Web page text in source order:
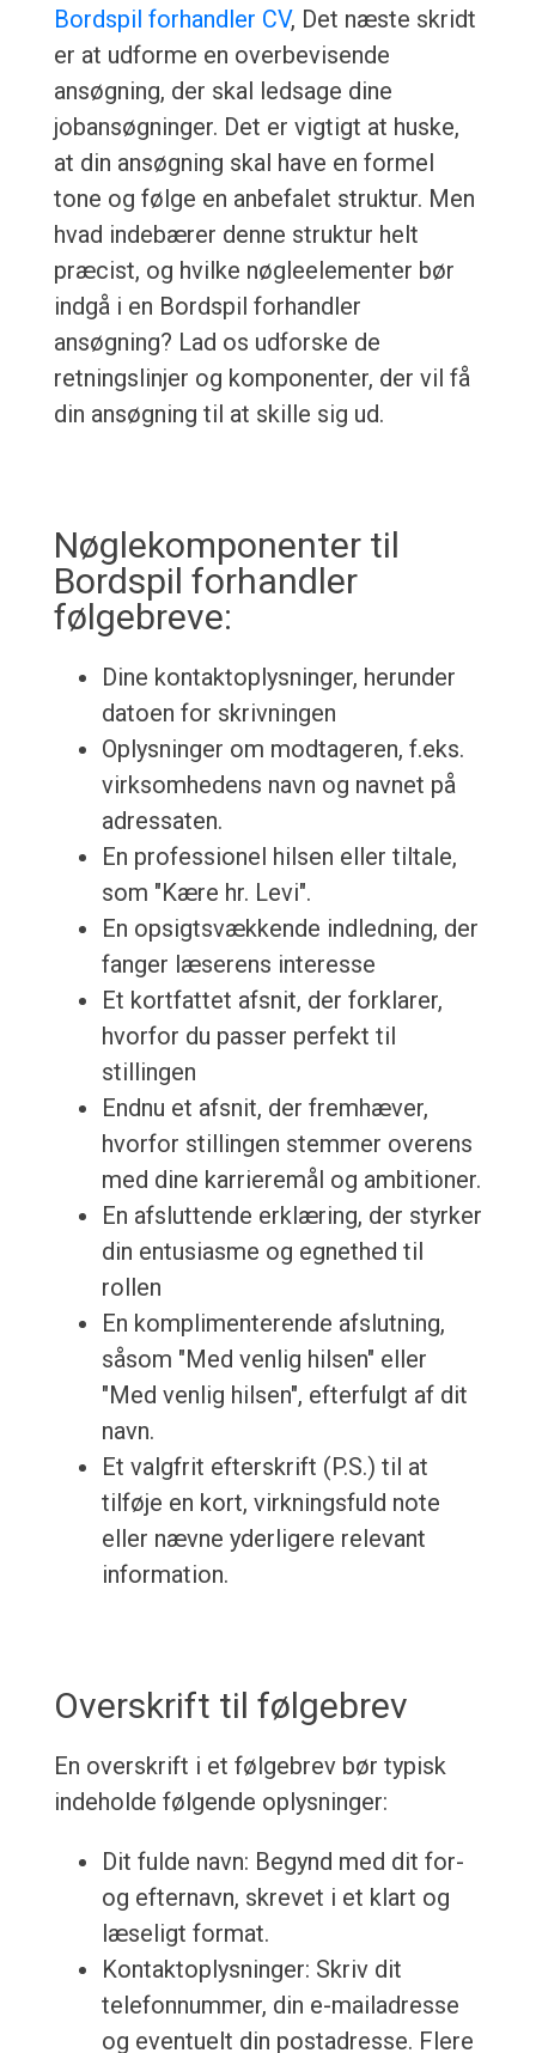
Bordspil forhandler CV, Det næste skridt
er at udforme en overbevisende
ansøgning, der skal ledsage dine
jobansøgninger. Det er vigtigt at huske,
at din ansøgning skal have en formel
tone og følge en anbefalet struktur. Men
hvad indebærer denne struktur helt
præcist, og hvilke nøgleelementer bør
indgå i en Bordspil forhandler
ansøgning? Lad os udforske de
retningslinjer og komponenter, der vil få
din ansøgning til at skille sig ud.
Nøglekomponenter til
Bordspil forhandler
følgebreve:
Dine kontaktoplysninger, herunder
datoen for skrivningen
Oplysninger om modtageren, f.eks.
virksomhedens navn og navnet på
adressaten.
En professionel hilsen eller tiltale,
som "Kære hr. Levi".
En opsigtsvækkende indledning, der
fanger læserens interesse
Et kortfattet afsnit, der forklarer,
hvorfor du passer perfekt til
stillingen
Endnu et afsnit, der fremhæver,
hvorfor stillingen stemmer overens
med dine karrieremål og ambitioner.
En afsluttende erklæring, der styrker
din entusiasme og egnethed til
rollen
En komplimenterende afslutning,
såsom "Med venlig hilsen" eller
"Med venlig hilsen", efterfulgt af dit
navn.
Et valgfrit efterskrift (P.S.) til at
tilføje en kort, virkningsfuld note
eller nævne yderligere relevant
information.
Overskrift til følgebrev
En overskrift i et følgebrev bør typisk
indeholde følgende oplysninger:
Dit fulde navn: Begynd med dit for-
og efternavn, skrevet i et klart og
læseligt format.
Kontaktoplysninger: Skriv dit
telefonnummer, din e-mailadresse
og eventuelt din postadresse. Flere